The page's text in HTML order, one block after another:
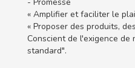
« Amplifier et faciliter le
« Proposer des produits,
Conscient de l'exigence
standard".